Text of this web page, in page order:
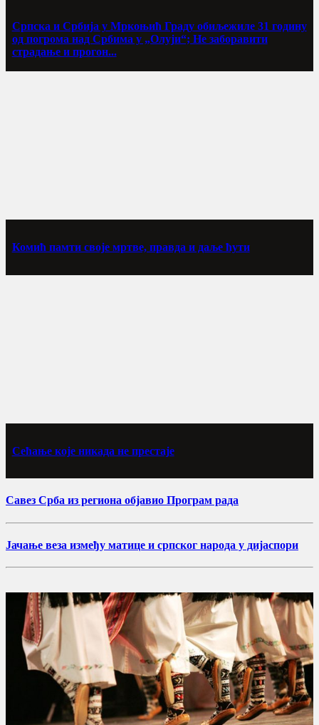
Српска и Србија у Мркоњић Граду обиљежиле 31 годину
од погрома над Србима у „Олуји“; Не заборавити
страдање и прогон...
Комић памти своје мртве, правда и даље ћути
Сећање које никада не престаје
Савез Срба из региона објавио Програм рада
Јачање веза између матице и српског народа у дијаспори